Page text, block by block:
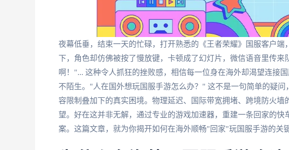
夜幕低垂，结束一天的忙碌，打开熟悉的《王者荣耀》国服客户端
下，角色却仿佛被按了慢放键，卡顿成了幻灯片，微信语音里传来
啊！"... 这种令人抓狂的挫败感，相信每一位身在海外却渴望连接
不陌生。"人在国外想玩国服手游怎么办？" 这不是一句简单的疑
容限制叠加下的真实困境。物理延迟、国际带宽拥堵、跨境防火
望。好在这并非无解，通过专业的游戏加速器，重建一条回家的快
案。这篇文章，就为你揭开如何在海外顺畅"回家"玩国服手游的关键